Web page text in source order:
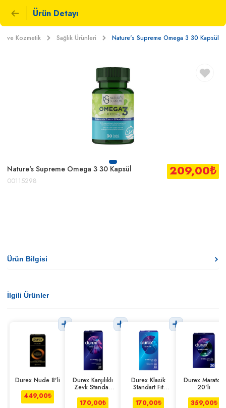
Ürün Detayı
ve Kozmetik Sağlık Ürünleri Nature's Supreme Omega 3 30 Kapsül
Nature's Supreme Omega 3 30 Kapsül
00115298
209,00₺
Ürün Bilgisi
İlgili Ürünler
Durex Nude 8'li
449,00₺
Durex Karşılıklı
Zevk Standart
170,00₺
Durex Klasik
Standart Fit
170,00₺
Durex Maraton
20'lı
359,00₺